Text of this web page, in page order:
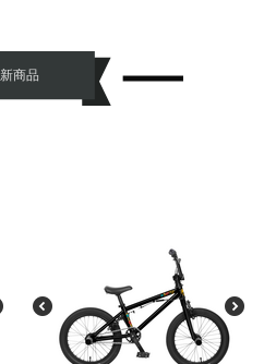
新商品